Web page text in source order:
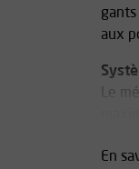
aux
Le
En